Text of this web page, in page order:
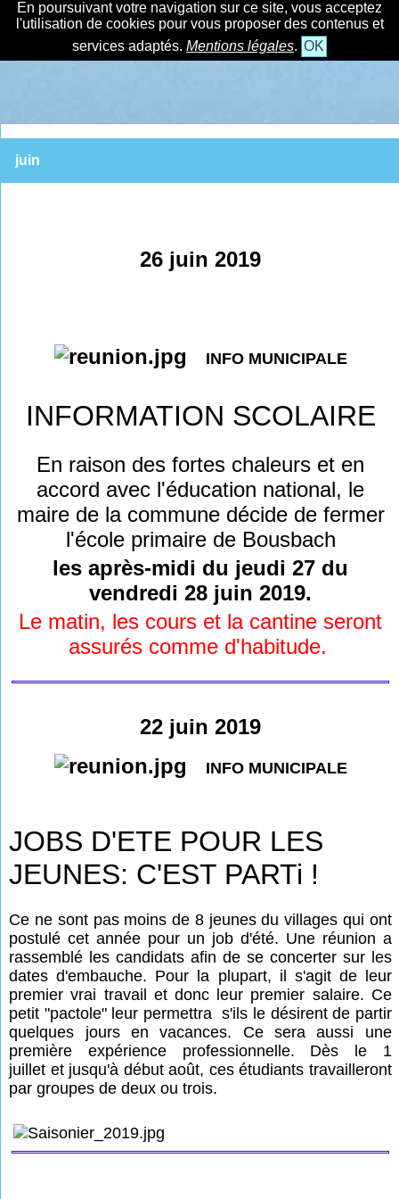
En poursuivant votre navigation sur ce site, vous acceptez
l'utilisation de cookies pour vous proposer des contenus et
services adaptés. Mentions légales. OK
juin
26 juin 2019
INFO MUNICIPALE
INFORMATION SCOLAIRE
En raison des fortes chaleurs et en
accord avec l'éducation national, le
maire de la commune décide de fermer
l'école primaire de Bousbach
les après-midi du jeudi 27 du
vendredi 28 juin 2019.
Le matin, les cours et la cantine seront
assurés comme d'habitude.
22 juin 2019
INFO MUNICIPALE
JOBS D'ETE POUR LES
JEUNES: C'EST PARTi !
Ce ne sont pas moins de 8 jeunes du villages qui ont
postulé cet année pour un job d'été. Une réunion a
rassemblé les candidats afin de se concerter sur les
dates d'embauche. Pour la plupart, il s'agit de leur
premier vrai travail et donc leur premier salaire. Ce
petit "pactole" leur permettra s'ils le désirent de partir
quelques jours en vacances. Ce sera aussi une
première expérience professionnelle. Dès le 1
juillet et jusqu'à début août, ces étudiants travailleront
par groupes de deux ou trois.